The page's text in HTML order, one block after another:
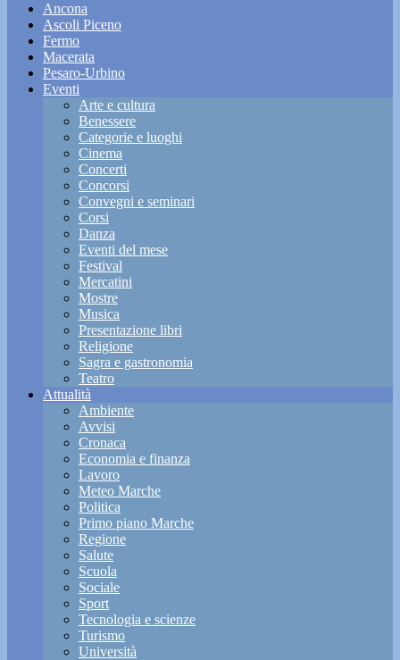
Ancona
Ascoli Piceno
Fermo
Macerata
Pesaro-Urbino
Eventi
Arte e cultura
Benessere
Categorie e luoghi
Cinema
Concerti
Concorsi
Convegni e seminari
Corsi
Danza
Eventi del mese
Festival
Mercatini
Mostre
Musica
Presentazione libri
Religione
Sagra e gastronomia
Teatro
Attualità
Ambiente
Avvisi
Cronaca
Economia e finanza
Lavoro
Meteo Marche
Politica
Primo piano Marche
Regione
Salute
Scuola
Sociale
Sport
Tecnologia e scienze
Turismo
Università